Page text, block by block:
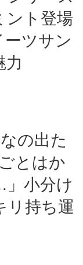
ント登場
ーツサン
力
の出た
とはか
小分け
リ持ち運